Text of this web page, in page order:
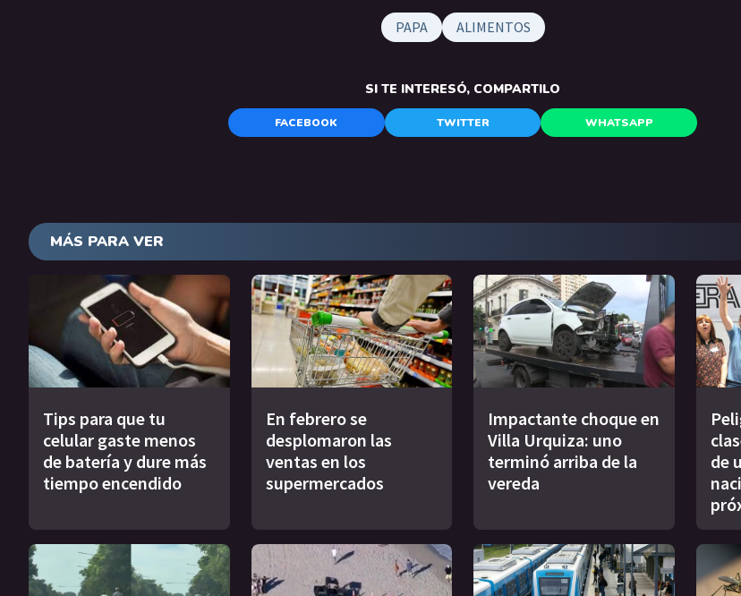
PAPA ALIMENTOS
SI TE INTERESÓ, COMPARTILO
FACEBOOK TWITTER WHATSAPP
MÁS PARA VER
Tips para que tu
celular gaste menos
de batería y dure más
tiempo encendido
En febrero se
desplomaron las
ventas en los
supermercados
Impactante choque en
Villa Urquiza: uno
terminó arriba de la
vereda
de